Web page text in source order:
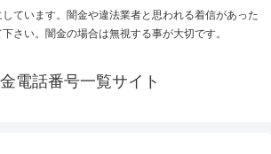
ています。闇金や違法業者と思われる着信があった
さい。闇金の場合は無視する事が大切です。
電話番号一覧サイト